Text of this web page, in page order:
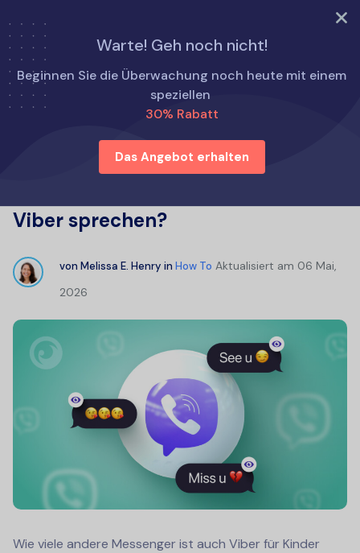
TRY NOW
Warte! Geh noch nicht!
Beginnen Sie die Überwachung noch heute mit einem
speziellen
30% Rabatt
Das Angebot erhalten
Startseite
Wie man
Leitfaden zur Überwachung: Wie kann ich sehen, mit wem
sie auf Viber sprechen?
Leitfaden zur Überwachung: Wie
Viber sprechen?
von Melissa E. Henry in How To Aktualisiert am 06 Mai,
2026
Wie viele andere Messenger ist auch Viber für Kinder